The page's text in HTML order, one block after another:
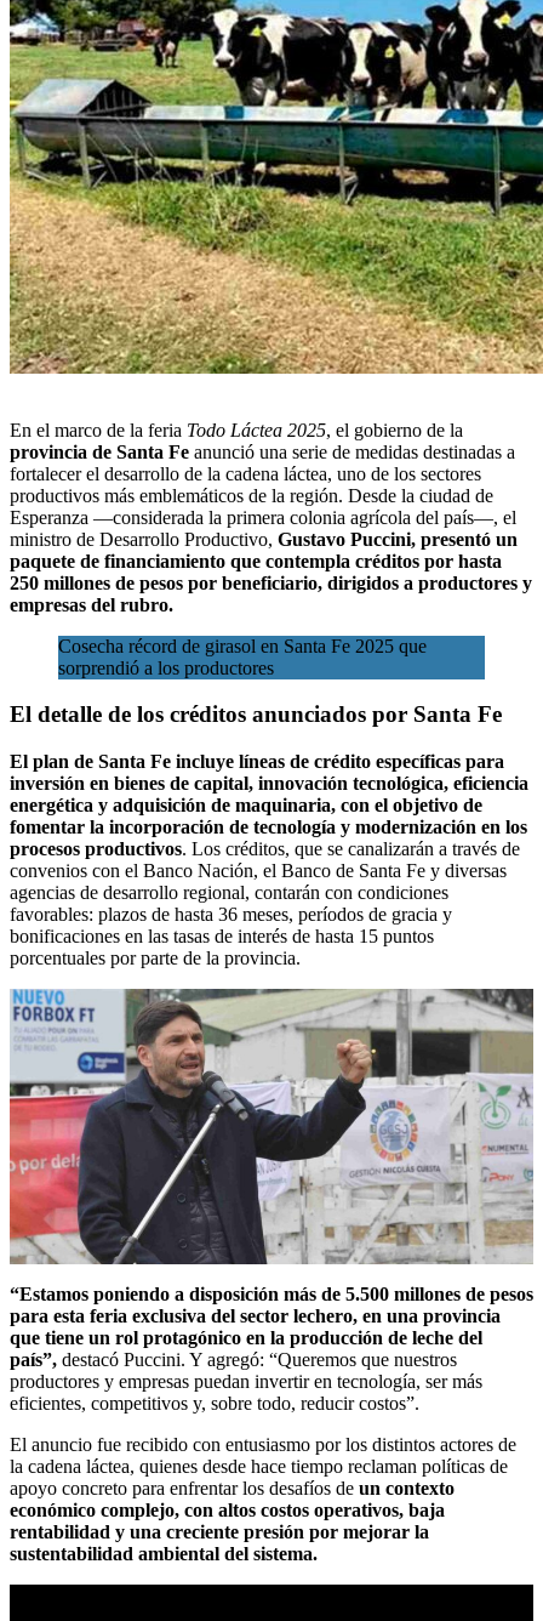
En el marco de la feria Todo Láctea 2025, el gobierno de la
provincia de Santa Fe anunció una serie de medidas destinadas a
fortalecer el desarrollo de la cadena láctea, uno de los sectores
productivos más emblemáticos de la región. Desde la ciudad de
Esperanza —considerada la primera colonia agrícola del país—, el
ministro de Desarrollo Productivo, Gustavo Puccini, presentó un
paquete de financiamiento que contempla créditos por hasta
250 millones de pesos por beneficiario, dirigidos a productores y
empresas del rubro.
Cosecha récord de girasol en Santa Fe 2025 que
sorprendió a los productores
El detalle de los créditos anunciados por Santa Fe
El plan de Santa Fe incluye líneas de crédito específicas para
inversión en bienes de capital, innovación tecnológica, eficiencia
energética y adquisición de maquinaria, con el objetivo de
fomentar la incorporación de tecnología y modernización en los
procesos productivos. Los créditos, que se canalizarán a través de
convenios con el Banco Nación, el Banco de Santa Fe y diversas
agencias de desarrollo regional, contarán con condiciones
favorables: plazos de hasta 36 meses, períodos de gracia y
bonificaciones en las tasas de interés de hasta 15 puntos
porcentuales por parte de la provincia.
“Estamos poniendo a disposición más de 5.500 millones de pesos
para esta feria exclusiva del sector lechero, en una provincia
que tiene un rol protagónico en la producción de leche del
país”, destacó Puccini. Y agregó: “Queremos que nuestros
productores y empresas puedan invertir en tecnología, ser más
eficientes, competitivos y, sobre todo, reducir costos”.
El anuncio fue recibido con entusiasmo por los distintos actores de
la cadena láctea, quienes desde hace tiempo reclaman políticas de
apoyo concreto para enfrentar los desafíos de un contexto
económico complejo, con altos costos operativos, baja
rentabilidad y una creciente presión por mejorar la
sustentabilidad ambiental del sistema.